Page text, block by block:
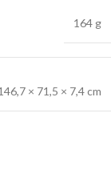
164 g
× 71,5 × 7,4 cm